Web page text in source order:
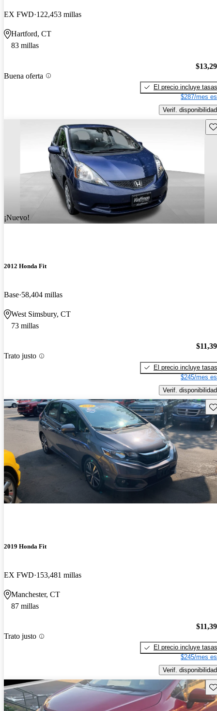
EX FWD 122,453 millas
Hartford, CT
83 millas
Buena oferta
El precio incluye tasas
$287/mes
Verif. disponibilidad
¡Nuevo!
2012 Honda Fit
Base 58,404 millas
West Simsbury, CT
73 millas
Trato justo
El precio incluye tasas
$245/mes
Verif. disponibilidad
2019 Honda Fit
EX FWD 153,481 millas
Manchester, CT
87 millas
Trato justo
El precio incluye tasas
$245/mes
Verif. disponibilidad